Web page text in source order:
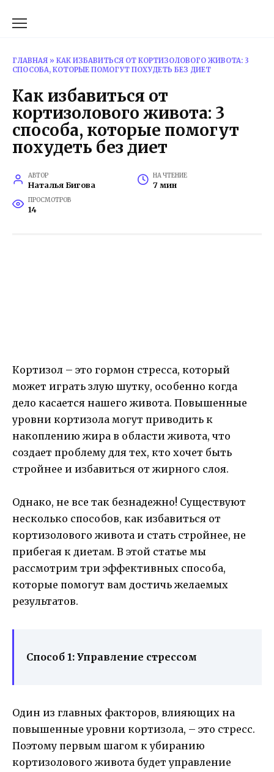
ГЛАВНАЯ » КАК ИЗБАВИТЬСЯ ОТ КОРТИЗОЛОВОГО ЖИВОТА: 3
СПОСОБА, КОТОРЫЕ ПОМОГУТ ПОХУДЕТЬ БЕЗ ДИЕТ
Как избавиться от
кортизолового живота: 3
способа, которые помогут
похудеть без диет
АВТОР
Наталья Бигова
НА ЧТЕНИЕ
7 мин
ПРОСМОТРОВ
14
Кортизол – это гормон стресса, который
может играть злую шутку, особенно когда
дело касается нашего живота. Повышенные
уровни кортизола могут приводить к
накоплению жира в области живота, что
создает проблему для тех, кто хочет быть
стройнее и избавиться от жирного слоя.
Однако, не все так безнадежно! Существуют
несколько способов, как избавиться от
кортизолового живота и стать стройнее, не
прибегая к диетам. В этой статье мы
рассмотрим три эффективных способа,
которые помогут вам достичь желаемых
результатов.
Способ 1: Управление стрессом
Один из главных факторов, влияющих на
повышенные уровни кортизола, – это стресс.
Поэтому первым шагом к убиранию
кортизолового живота будет управление